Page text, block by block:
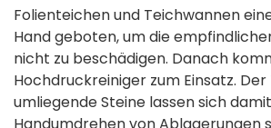
Folienteichen und Teichwannen
Hand geboten, um die
nicht zu beschädigen. Danach
Hochdruckreiniger zum Einsatz. Der
umliegende Steine lassen sich
Handumdrehen von Ablagerungen